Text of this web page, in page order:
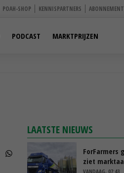
POAH-SHOP KENNISPARTNERS ABONNEMENT
PODCAST MARKTPRIJZEN
LAATSTE NIEUWS
ForFarmers
ziet
VANDAAG, 07:43